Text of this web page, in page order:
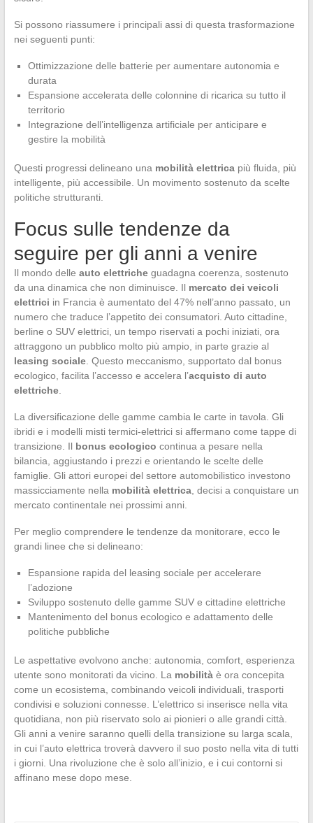
Si possono riassumere i principali assi di questa trasformazione
nei seguenti punti:
Ottimizzazione delle batterie per aumentare autonomia e
durata
Espansione accelerata delle colonnine di ricarica su tutto il
territorio
Integrazione dell’intelligenza artificiale per anticipare e
gestire la mobilità
Questi progressi delineano una mobilità elettricapiù fluida, più
intelligente, più accessibile. Un movimento sostenuto da scelte
politiche strutturanti.
Focus sulle tendenze da
seguire per gli anni a venire
Il mondo delle auto elettricheguadagna coerenza, sostenuto
da una dinamica che non diminuisce. Il mercato dei veicoli
elettrici in Francia è aumentato del 47% nell’anno passato, un
numero che traduce l’appetito dei consumatori. Auto cittadine,
berline o SUV elettrici, un tempo riservati a pochi iniziati, ora
attraggono un pubblico molto più ampio, in parte grazie al
leasing sociale. Questo meccanismo, supportato dal bonus
ecologico, facilita l’accesso e accelera l’acquisto di auto
elettriche.
La diversificazione delle gamme cambia le carte in tavola. Gli
ibridi e i modelli misti termici-elettrici si affermano come tappe di
transizione. Il bonus ecologico continua a pesare nella
bilancia, aggiustando i prezzi e orientando le scelte delle
famiglie. Gli attori europei del settore automobilistico investono
massicciamente nella mobilità elettrica, decisi a conquistare un
mercato continentale nei prossimi anni.
Per meglio comprendere le tendenze da monitorare, ecco le
grandi linee che si delineano:
Espansione rapida del leasing sociale per accelerare
l’adozione
Sviluppo sostenuto delle gamme SUV e cittadine elettriche
Mantenimento del bonus ecologico e adattamento delle
politiche pubbliche
Le aspettative evolvono anche: autonomia, comfort, esperienza
utente sono monitorati da vicino. La mobilitàè ora concepita
come un ecosistema, combinando veicoli individuali, trasporti
condivisi e soluzioni connesse. L’elettrico si inserisce nella vita
quotidiana, non più riservato solo ai pionieri o alle grandi città.
Gli anni a venire saranno quelli della transizione su larga scala,
in cui l’auto elettrica troverà davvero il suo posto nella vita di tutti
i giorni. Una rivoluzione che è solo all’inizio, e i cui contorni si
affinano mese dopo mese.